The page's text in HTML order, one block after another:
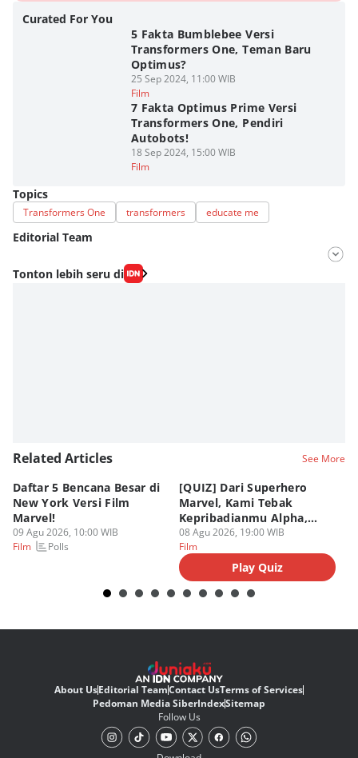
Curated For You
5 Fakta Bumblebee Versi
Transformers One, Teman Baru
Optimus?
25 Sep 2024, 11:00 WIB
Film
7 Fakta Optimus Prime Versi
Transformers One, Pendiri
Autobots!
18 Sep 2024, 15:00 WIB
Film
Topics
Transformers One transformers educate me
Editorial Team
Editor
Fahrul Razi Uni Nurullah
Tonton lebih seru di
Related Articles See More
Daftar 5 Bencana Besar di
New York Versi Film
Marvel!
09 Agu 2026, 10:00 WIB
Film
Polls
[QUIZ] Dari Superhero
Marvel, Kami Tebak
Kepribadianmu Alpha,
Beta, atau Omega
08 Agu 2026, 19:00 WIB
Film
Play Quiz
About UsEditorial TeamContact UsTerms of Services
Pedoman Media SiberIndexSitemap
Follow Us